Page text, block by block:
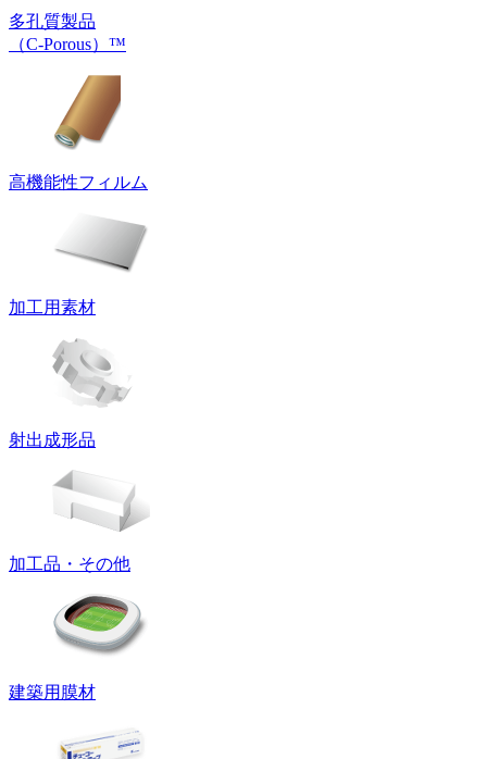
多孔質製品
（C-Porous）™
高機能性フィルム
加工用素材
射出成形品
加工品・その他
建築用膜材